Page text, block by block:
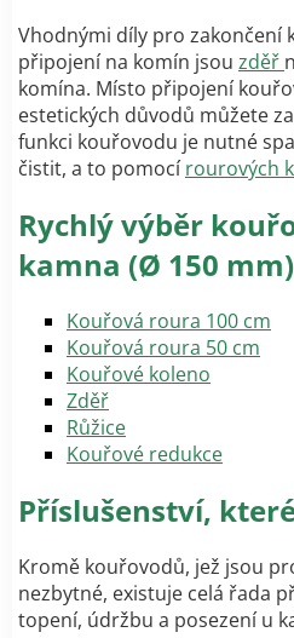
Vhodnými díly pro zakončení
připojení na komín jsou zděř
komína. Místo připojení
estetických důvodů můžete
funkci kouřovodu je nutné
čistit, a to pomocí rourových
Rychlý výběr
kamna (Ø 150 mm)
Kouřová roura 100 cm
Kouřová roura 50 cm
Kouřové koleno
Zděř
Růžice
Kouřové redukce
Příslušenství,
Kromě kouřovodů, jež jsou
nezbytné, existuje celá řada
topení, údržbu a posezení u